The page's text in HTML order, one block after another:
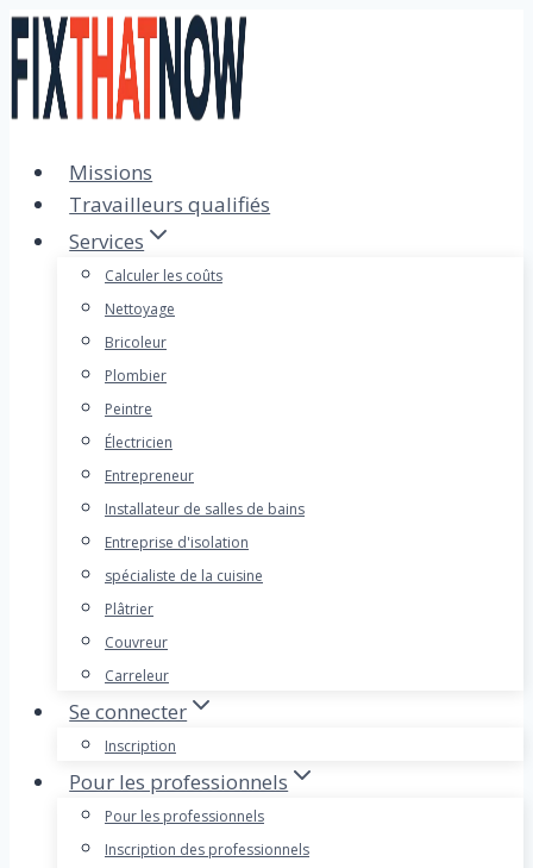
Passer
au
contenu
Missions
Travailleurs qualifiés
Services
Calculer les coûts
Nettoyage
Bricoleur
Plombier
Peintre
Électricien
Entrepreneur
Installateur de salles de bains
Entreprise d'isolation
spécialiste de la cuisine
Plâtrier
Couvreur
Carreleur
Se connecter
Inscription
Pour les professionnels
Pour les professionnels
Inscription des professionnels